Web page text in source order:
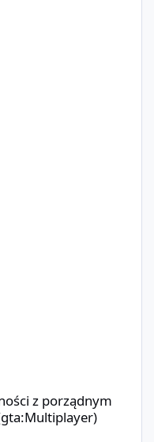
z porządnym